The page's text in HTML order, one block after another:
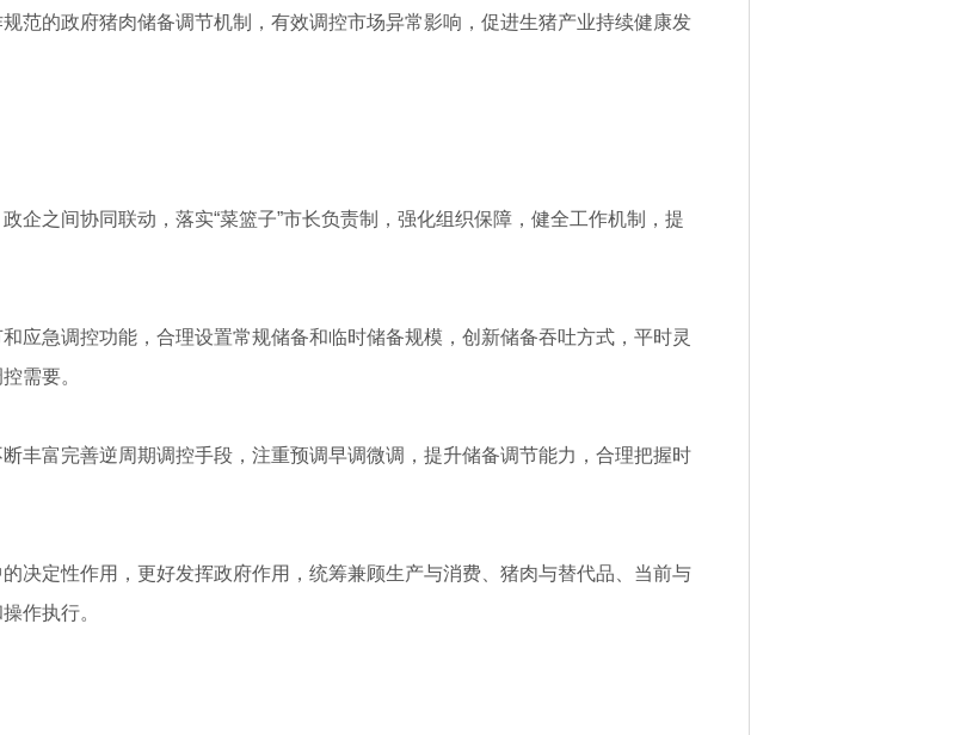
范的政府猪肉储备调节机制，有效调控市场异常影响，促进生猪产业持续健康发
企之间协同联动，落实“菜篮子”市长负责制，强化组织保障，健全工作机制，提
应急调控功能，合理设置常规储备和临时储备规模，创新储备吞吐方式，平时灵
需要。
丰富完善逆周期调控手段，注重预调早调微调，提升储备调节能力，合理把握时
决定性作用，更好发挥政府作用，统筹兼顾生产与消费、猪肉与替代品、当前与
作执行。